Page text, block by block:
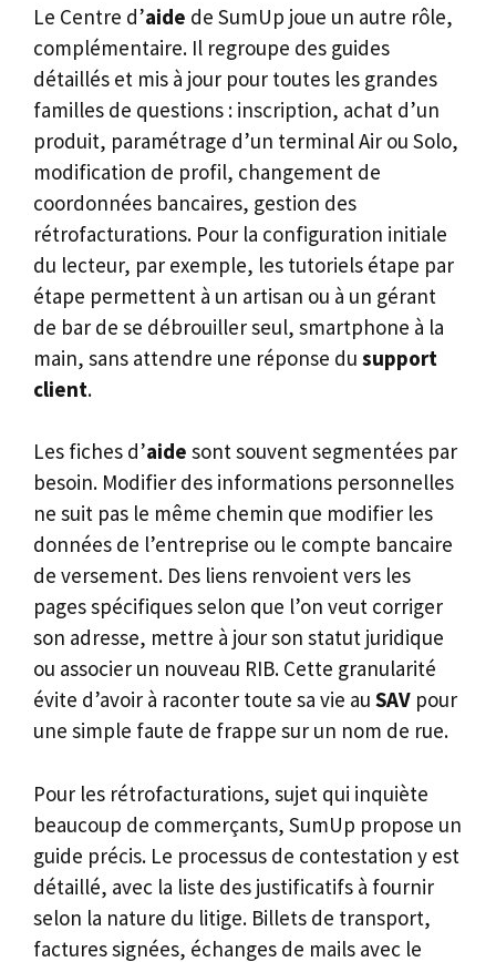
Le Centre d’aide de SumUp joue un autre rôle,
complémentaire. Il regroupe des guides
détaillés et mis à jour pour toutes les grandes
familles de questions : inscription, achat d’un
produit, paramétrage d’un terminal Air ou Solo,
modification de profil, changement de
coordonnées bancaires, gestion des
rétrofacturations. Pour la configuration initiale
du lecteur, par exemple, les tutoriels étape par
étape permettent à un artisan ou à un gérant
de bar de se débrouiller seul, smartphone à la
main, sans attendre une réponse du support
client.
Les fiches d’aide sont souvent segmentées par
besoin. Modifier des informations personnelles
ne suit pas le même chemin que modifier les
données de l’entreprise ou le compte bancaire
de versement. Des liens renvoient vers les
pages spécifiques selon que l’on veut corriger
son adresse, mettre à jour son statut juridique
ou associer un nouveau RIB. Cette granularité
évite d’avoir à raconter toute sa vie au SAV pour
une simple faute de frappe sur un nom de rue.
Pour les rétrofacturations, sujet qui inquiète
beaucoup de commerçants, SumUp propose un
guide précis. Le processus de contestation y est
détaillé, avec la liste des justificatifs à fournir
selon la nature du litige. Billets de transport,
factures signées, échanges de mails avec le